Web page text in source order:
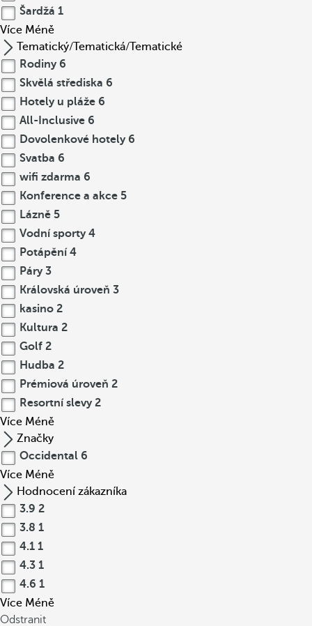
Šardžá 1
Více Méně
Tematický/Tematická/Tematické
Rodiny 6
Skvělá střediska 6
Hotely u pláže 6
All-Inclusive 6
Dovolenkové hotely 6
Svatba 6
wifi zdarma 6
Konference a akce 5
Lázně 5
Vodní sporty 4
Potápění4
Páry 3
Královská úroveň 3
kasino 2
Kultura 2
Golf 2
Hudba 2
Prémiová úroveň 2
Resortní slevy 2
Více Méně
Značky
Occidental 6
Více Méně
Hodnocení zákazníka
3.9 2
3.8 1
4.1 1
4.3 1
4.6 1
Více Méně
Odstranit